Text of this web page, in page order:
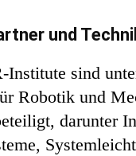
und
Institute sind
Robotik und
darunter